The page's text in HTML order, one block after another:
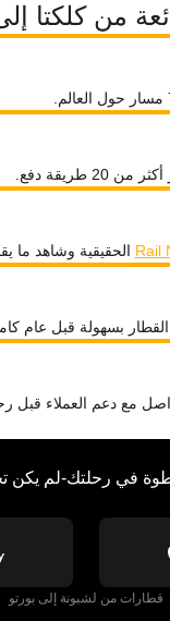
من كلكتا
طريقة دفع.
الحقيقية وشاهد ما
بسهولة قبل عام
مع دعم العملاء قبل
في رحلتك-لم
قطارات من لشبونة إلى بورتو